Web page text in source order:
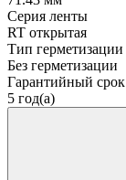
Серия ленты
RT открытая
Тип герметизации
Без герметизации
Гарантийный срок
5 год(а)